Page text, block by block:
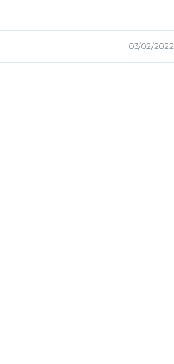
03/02/2022
/